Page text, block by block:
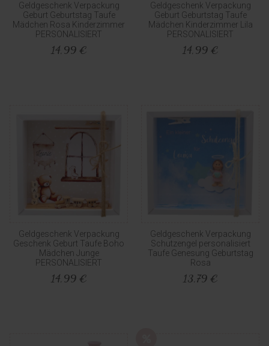
Geldgeschenk Verpackung
Geburt Geburtstag Taufe
Mädchen Rosa Kinderzimmer
PERSONALISIERT
14,99 €
Geldgeschenk Verpackung
Geburt Geburtstag Taufe
Mädchen Kinderzimmer Lila
PERSONALISIERT
14,99 €
Geldgeschenk Verpackung
Geschenk Geburt Taufe Boho
Mädchen Junge
PERSONALISIERT
14,99 €
Geldgeschenk Verpackung
Schutzengel personalisiert
Taufe Genesung Geburtstag
Rosa
13,79 €